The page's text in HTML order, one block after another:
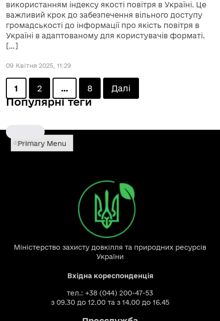
використанням індексу якості повітря в Україні. Це
важливий крок до забезпечення вільного доступу
громадськості до інформації про якість повітря в
Україні в адаптованому для користувачів форматі.
[…]
09 Квітня 2025, 11:29
Posts
pagination
1 2 … 8 Далі
Популярні теги
аукціон
Primary Menu
Міністерство захисту довкілля та природних ресурсів
України
Вхідна кореспонденція
тел.: +38 (044) 200-47-53
з 09.30 до 12.00 та з 14.00 до 16.45